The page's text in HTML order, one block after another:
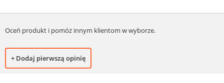
Oceń produkt i pomóż innym klientom w wyborze.
+ Dodaj pierwszą opinię